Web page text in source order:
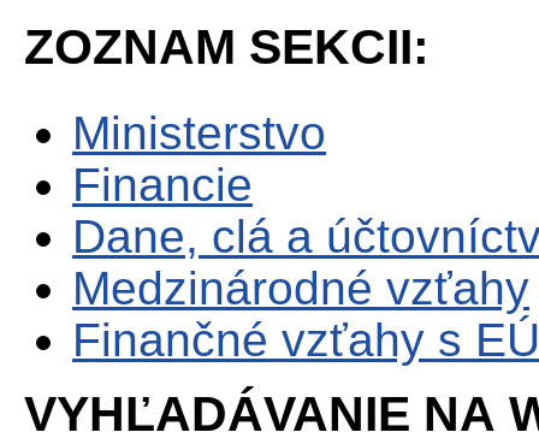
ZOZNAM SEKCII:
Ministerstvo
Financie
Dane, clá a
Medzinárodné vzťahy
Finančné vzťahy s EÚ
VYHĽADÁVANIE NA